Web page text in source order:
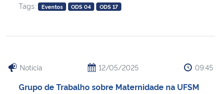
Tags:
Eventos ODS 04 ODS 17
Notícia 12/05/2025 09:45
Grupo de Trabalho sobre Maternidade na UFSM